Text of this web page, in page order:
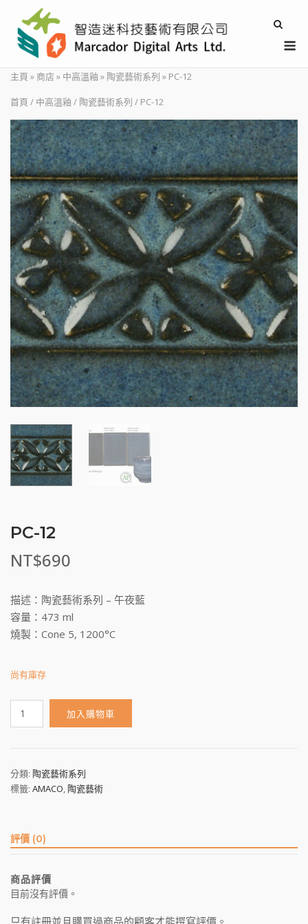
content
主頁 » 商店» 中高溫釉 » 陶瓷藝術系列 » PC-12
首頁 / 中高溫釉 / 陶瓷藝術系列 / PC-12
PC-12
NT$690
描述：陶瓷藝術系列 – 午夜藍
容量：473 ml
燒製：Cone 5, 1200°C
尚有庫存
PC-
12
加入購物車
分類: 陶瓷藝術系列
標籤: AMACO, 陶瓷藝術
評價 (0)
商品評價
目前沒有評價。
只有註冊並且購買過商品的顧客才能撰寫評價。